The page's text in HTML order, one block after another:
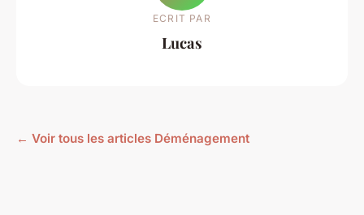
ECRIT PAR
Lucas
← Voir tous les articles Déménagement